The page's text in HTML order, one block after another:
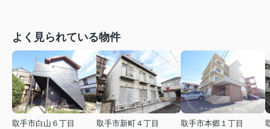
よく見られている物件
取手市白山６丁目
取手市新町４丁目
取手市本郷１丁目